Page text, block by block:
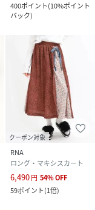
400ポイント(10%ポイント
バック)
クーポン対象
RNA
ロング・マキシスカート
6,490円 54%OFF
59ポイント(1倍)